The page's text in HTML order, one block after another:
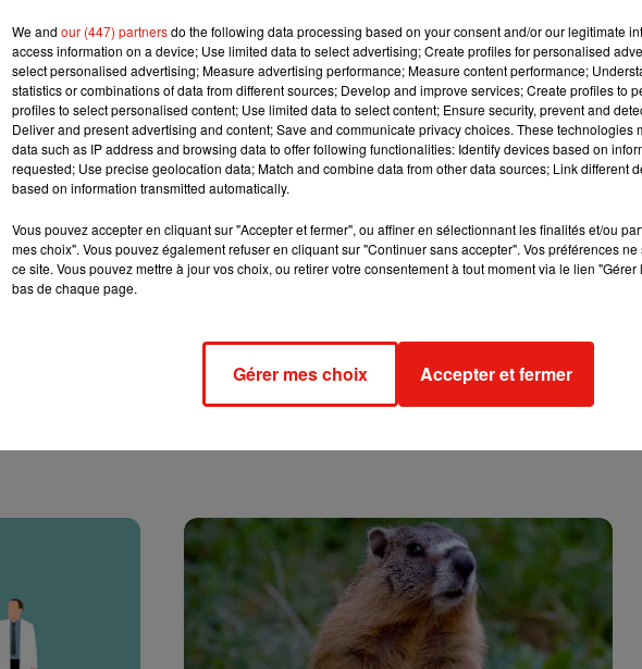
L’équipe organisatrice a fait savoir que la manifestation se trouvait en très
aux dons. Elle ne souhaite pas également que le nouveau directeur de la Cité
We and our (447) partnersdo the following data processing based on your consent and/or our legitimate
access information on a device; Use limited data to select advertising; Create profiles for personalised
select personalised advertising; Measure advertising performance; Measure content performance;
statistics or combinations of data from different sources; Develop and improve services; Create profiles to
profiles to select personalised content; Use limited data to select content; Ensure security, prevent and
Deliver and present advertising and content; Save and communicate privacy choices. These technologies
data such as IP address and browsing data to offer following functionalities: Identify devices based on
requested; Use precise geolocation data; Match and combine data from other data sources; Link different
based on information transmitted automatically.
Vous pouvez accepter en cliquant sur "Accepter et fermer", ou affiner en sélectionnant les finalités et/ou
mes choix". Vous pouvez également refuser en cliquant sur "Continuer sans accepter". Vos préférences
ce site. Vous pouvez mettre à jour vos choix, ou retirer votre consentement à tout moment via le lien
bas de chaque page.
Gérer mes choix Accepter et fermer